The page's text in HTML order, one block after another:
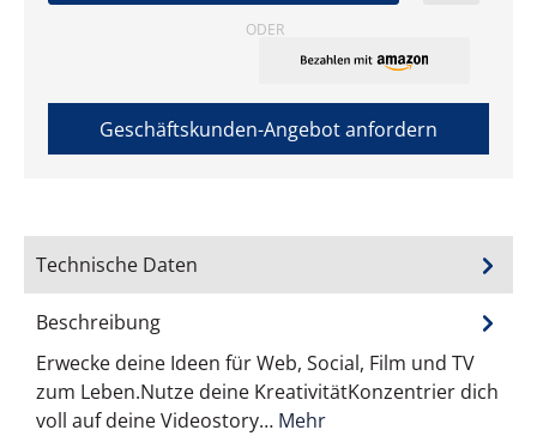
ODER
Geschäftskunden-Angebot anfordern
Technische Daten
Beschreibung
Erwecke deine Ideen für Web, Social, Film und TV
zum Leben.Nutze deine KreativitätKonzentrier dich
voll auf deine Videostory… Mehr